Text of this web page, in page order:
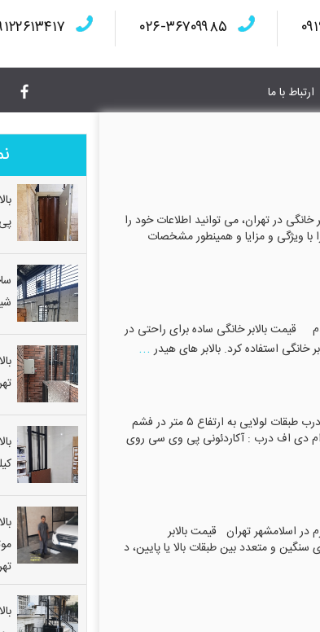
۰۲۶-۳۶۷۰۹۹۸۵
ارتباط با ما
در تهران، می توانید اطلاعات خود را
با ویژگی و مزایا و همینطور مشخصات
۳۰۰ کیلو گرم در شاهرود اقای مقدم قیمت بالابر خانگی ساده برای راحتی در
استفاده کرد. بالابر های هیدر ...
ساخت بالابر خانگی کابین دار در فشم تهران ساخت و نصب بالابر خانگی کابین دار تونلی به همراه درب طبقات لولایی به ارتفاع ۵ متر در فشم
روکش کابین : ام دی اف درب : آکاردئونی پی وی سی روی
تهران ساخت و نصب بالابر هیدرولیک به ارتفاع ۳ متر و توان ۳۰۰ کیلوگرم در اسلامشهر تهران قیمت بالابر
سنگین و متعدد بین طبقات بالا یا پایین، د